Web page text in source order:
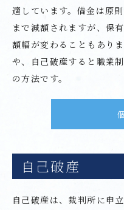
適しています。借金は原
まで減額されますが、保
額幅が変わることもあり
や、自己破産すると職業
の方法です。
自己破産
自己破産は、裁判所に申